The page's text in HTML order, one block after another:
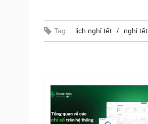
Tag: lịch nghỉ tết nghỉ tết